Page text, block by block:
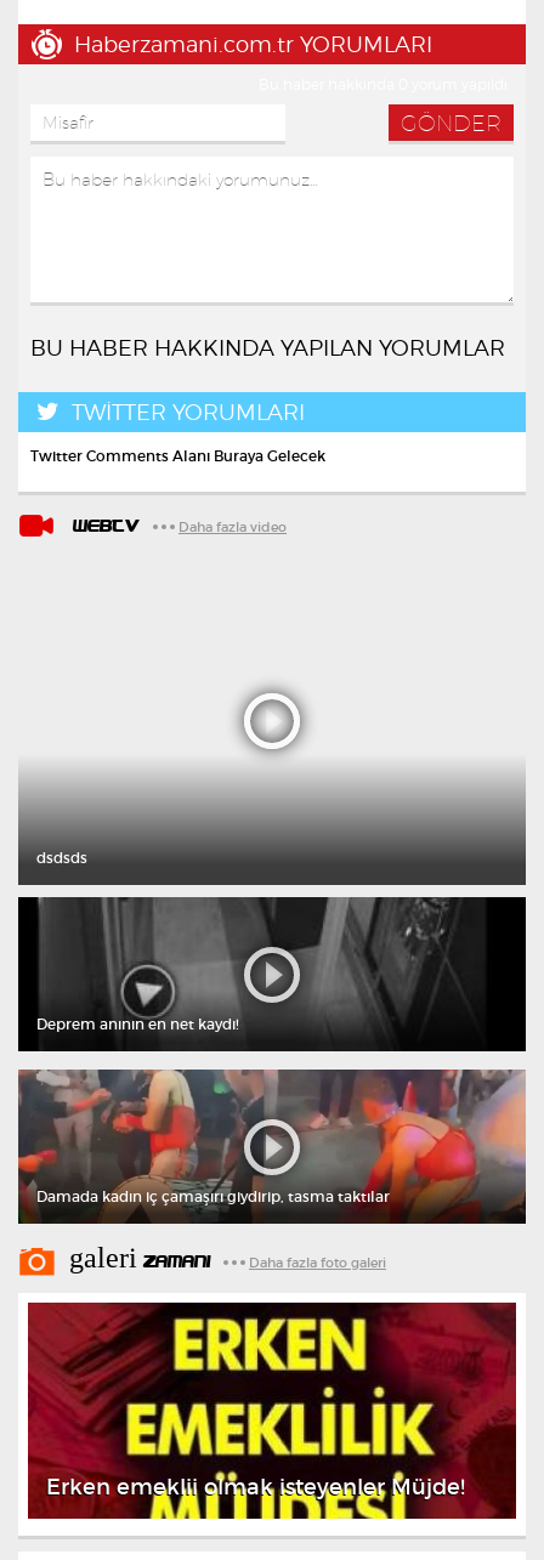
Haberzamani.com.tr YORUMLARI
BU HABER HAKKINDA YAPILAN YORUMLAR
TWİTTER YORUMLARI
Twitter Comments Alanı Buraya Gelecek
WEBTV Daha fazla video
dsdsds
Deprem anının en net kaydı!
Damada kadın iç çamaşırı giydirip, tasma taktılar
galeri ZAMANI Daha fazla foto galeri
Erken emeklii olmak isteyenler Müjde!